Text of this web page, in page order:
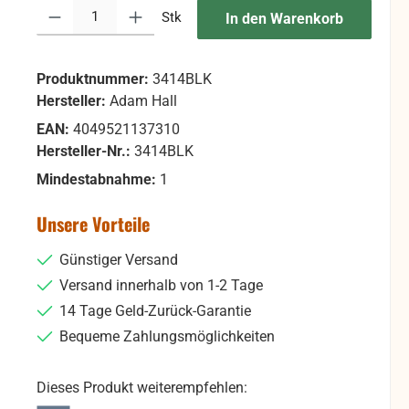
Produkt Anzahl: Gib den gewünschten Wert ein oder benutze
Stk In den Warenkorb
Produktnummer: 3414BLK
Hersteller: Adam Hall
EAN: 4049521137310
Hersteller-Nr.: 3414BLK
Mindestabnahme: 1
Unsere Vorteile
Günstiger Versand
Versand innerhalb von 1-2 Tage
14 Tage Geld-Zurück-Garantie
Bequeme Zahlungsmöglichkeiten
Dieses Produkt weiterempfehlen: